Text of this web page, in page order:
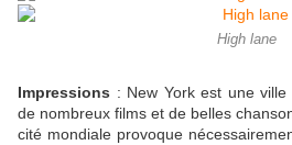
High lane
Impressions : New York est une
de nombreux films et de belles
cité mondiale provoque